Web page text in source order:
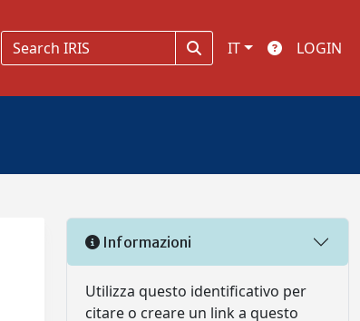
IT LOGIN
Informazioni
Utilizza questo identificativo per
citare o creare un link a questo